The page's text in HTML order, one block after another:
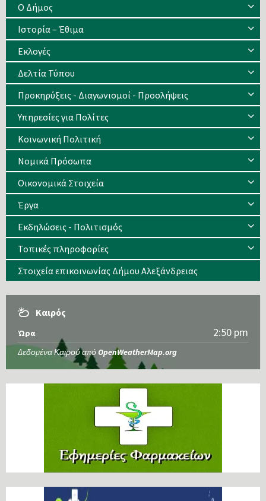
Ο Δήμος
Ιστορία – Έθιμα
Eκλογές
Δελτία Τύπου
Προκηρύξεις - Διαγωνισμοί - Προσλήψεις
Υπηρεσίες για Πολίτες
Κοινωνική Πολιτική
Νομικά Πρόσωπα
Οικονομικά Στοιχεία
Έργα
Εκδηλώσεις - Πολιτισμός
Τοπικές πληροφορίες
Στοιχεία επικοινωνίας Δήμου Αλεξάνδρειας
Καιρός
Ώρα 2:50 pm
Δεδομένα Καιρού από OpenWeatherMap.org